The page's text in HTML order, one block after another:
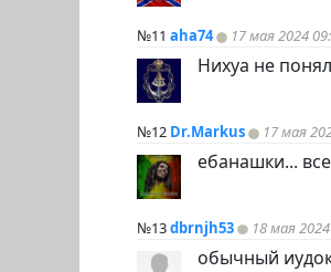
№11 aha74 17 мая 2024
Нихуа не
№12 Dr.Markus 17 мая
ебанашки...
№13dbrnjh53 18 мая
обычный